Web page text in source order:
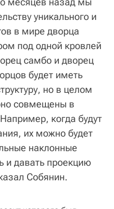
уникального и
в мире дворца
под одной кровлей
самбо и дворец
будет иметь
но в целом
совмещены в
когда будут
их можно будет
наклонные
и давать проекцию
Собянин.